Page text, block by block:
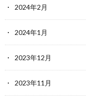
2024年2月
2024年1月
2023年12月
2023年11月